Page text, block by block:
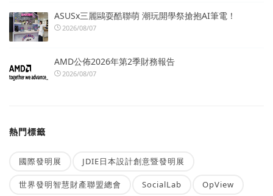
ASUSx三麗鷗耍酷聯萌 潮玩開學祭搶抱AI筆電！
2026/08/07
AMD公佈2026年第2季財務報告
2026/08/07
熱門標籤
國際發明展 JDIE日本設計創意暨發明展
世界發明智慧財產聯盟總會 SocialLab OpView